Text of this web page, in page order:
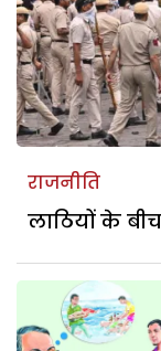
राजनीति
लाठियों के